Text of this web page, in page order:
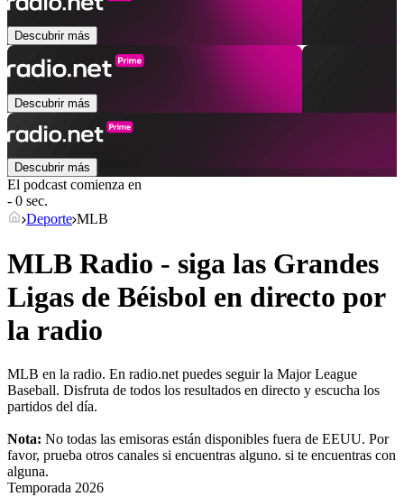
Descubrir más
Descubrir más
Descubrir más
El podcast comienza en
- 0 sec.
Deporte MLB
MLB Radio - siga las Grandes
Ligas de Béisbol en directo por
la radio
MLB en la radio. En radio.net puedes seguir la Major League
Baseball. Disfruta de todos los resultados en directo y escucha los
partidos del día.
Nota: No todas las emisoras están disponibles fuera de EEUU. Por
favor, prueba otros canales si encuentras alguno. si te encuentras con
alguna.
Temporada 2026